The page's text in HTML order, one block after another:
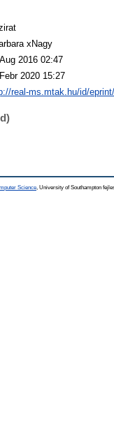
xNagy
2016 02:47
2020 15:27
real-ms.mtak.hu/id/
Science , University of Southampton